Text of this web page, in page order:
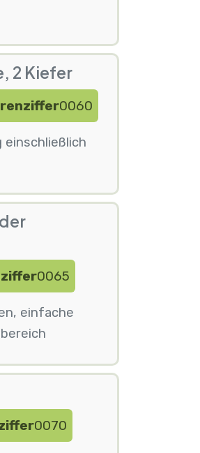
2 Kiefer
0060
0065
einfache
0070